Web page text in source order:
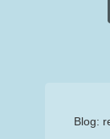
Blog: